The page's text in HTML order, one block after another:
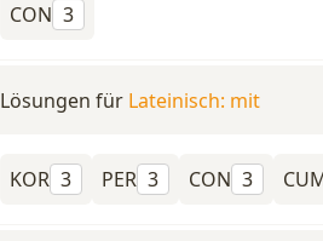
CON 3
Lösungen für Lateinisch: mit
KOR 3 PER 3 CON 3